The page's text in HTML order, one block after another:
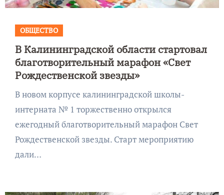
ОБЩЕСТВО
В Калининградской области стартовал
благотворительный марафон «Свет
Рождественской звезды»
В новом корпусе калининградской школы-
интерната № 1 торжественно открылся
ежегодный благотворительный марафон Свет
Рождественской звезды. Старт мероприятию
дали…